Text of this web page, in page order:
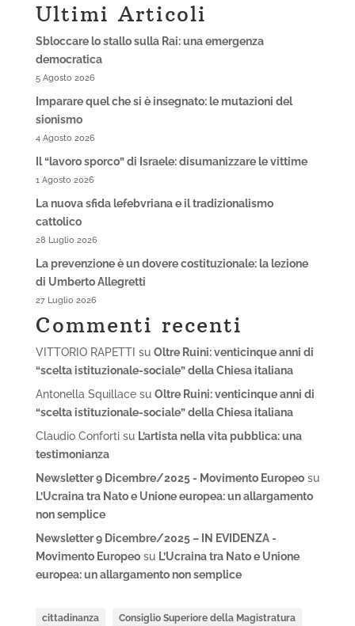
Ultimi Articoli
Sbloccare lo stallo sulla Rai: una emergenza
democratica
5 Agosto 2026
Imparare quel che si è insegnato: le mutazioni del
sionismo
4 Agosto 2026
Il “lavoro sporco” di Israele: disumanizzare le vittime
1 Agosto 2026
La nuova sfida lefebvriana e il tradizionalismo
cattolico
28 Luglio 2026
La prevenzione è un dovere costituzionale: la lezione
di Umberto Allegretti
27 Luglio 2026
Commenti recenti
VITTORIO RAPETTI su Oltre Ruini: venticinque anni di
“scelta istituzionale-sociale” della Chiesa italiana
Antonella Squillacesu Oltre Ruini: venticinque anni di
“scelta istituzionale-sociale” della Chiesa italiana
Claudio Confortisu L’artista nella vita pubblica: una
testimonianza
Newsletter 9 Dicembre/2025 - Movimento Europeosu
L’Ucraina tra Nato e Unione europea: un allargamento
non semplice
Newsletter 9 Dicembre/2025 – IN EVIDENZA -
Movimento Europeosu L’Ucraina tra Nato e Unione
europea: un allargamento non semplice
cittadinanza Consiglio Superiore della Magistratura